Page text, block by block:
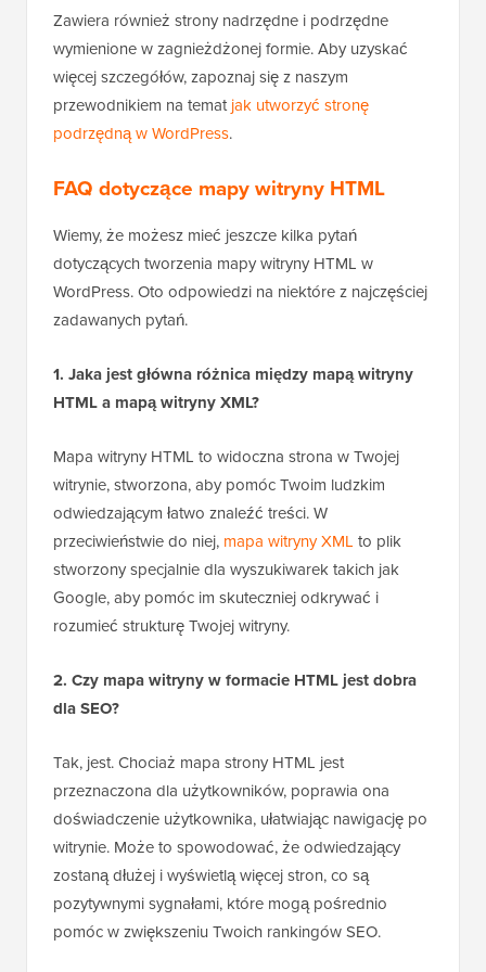
Zawiera również strony nadrzędne i podrzędne
wymienione w zagnieżdżonej formie. Aby uzyskać
więcej szczegółów, zapoznaj się z naszym
przewodnikiem na tematjak utworzyć stronę
podrzędną w WordPress.
FAQ dotyczące mapy witryny HTML
Wiemy, że możesz mieć jeszcze kilka pytań
dotyczących tworzenia mapy witryny HTML w
WordPress. Oto odpowiedzi na niektóre z najczęściej
zadawanych pytań.
1. Jaka jest główna różnica między mapą witryny
HTML a mapą witryny XML?
Mapa witryny HTML to widoczna strona w Twojej
witrynie, stworzona, aby pomóc Twoim ludzkim
odwiedzającym łatwo znaleźć treści. W
przeciwieństwie do niej, mapa witryny XML to plik
stworzony specjalnie dla wyszukiwarek takich jak
Google, aby pomóc im skuteczniej odkrywać i
rozumieć strukturę Twojej witryny.
2. Czy mapa witryny w formacie HTML jest dobra
dla SEO?
Tak, jest. Chociaż mapa strony HTML jest
przeznaczona dla użytkowników, poprawia ona
doświadczenie użytkownika, ułatwiając nawigację po
witrynie. Może to spowodować, że odwiedzający
zostaną dłużej i wyświetlą więcej stron, co są
pozytywnymi sygnałami, które mogą pośrednio
pomóc w zwiększeniu Twoich rankingów SEO.